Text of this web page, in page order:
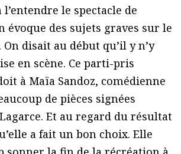
le spectacle de
évoque des sujets graves sur le
disait au début qu’il y n’y
en scène. Ce parti-pris
à Maïa Sandoz, comédienne
de pièces signées
Et au regard du résultat
a fait un bon choix. Elle